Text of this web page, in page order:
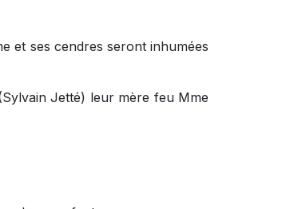
et ses cendres seront inhumées
Jetté) leur mère feu Mme